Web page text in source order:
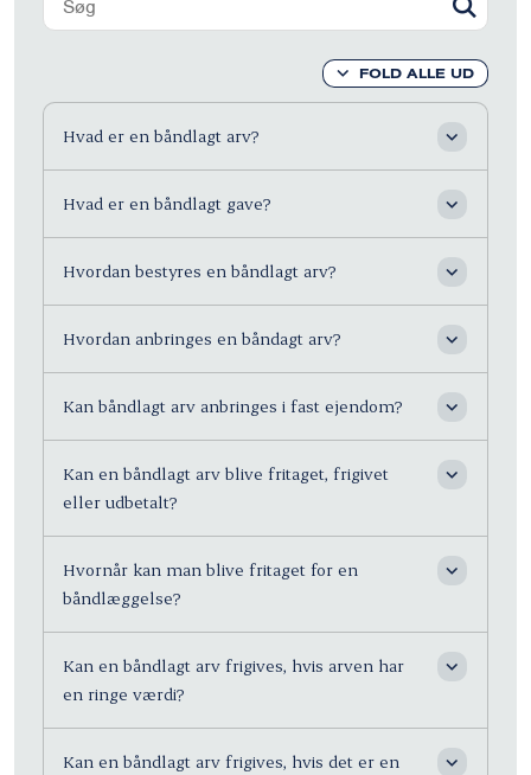
FOLD ALLE UD
Hvad er en båndlagt arv?
Hvad er en båndlagt gave?
Hvordan bestyres en båndlagt arv?
Hvordan anbringes en båndagt arv?
Kan båndlagt arv anbringes i fast ejendom?
Kan en båndlagt arv blive fritaget, frigivet
eller udbetalt?
Hvornår kan man blive fritaget for en
båndlæggelse?
Kan en båndlagt arv frigives, hvis arven har
en ringe værdi?
Kan en båndlagt arv frigives, hvis det er en